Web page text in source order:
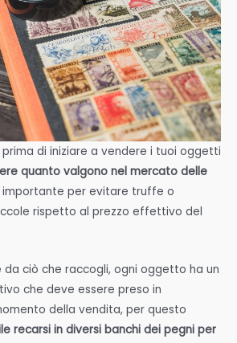
di iniziare a vendere i tuoi oggetti
quanto valgono nel mercato delle
importante per evitare truffe o
rispetto al prezzo effettivo del
ciò che raccogli, ogni oggetto ha un
che deve essere preso in
della vendita, per questo
recarsi in diversi banchi dei pegni per